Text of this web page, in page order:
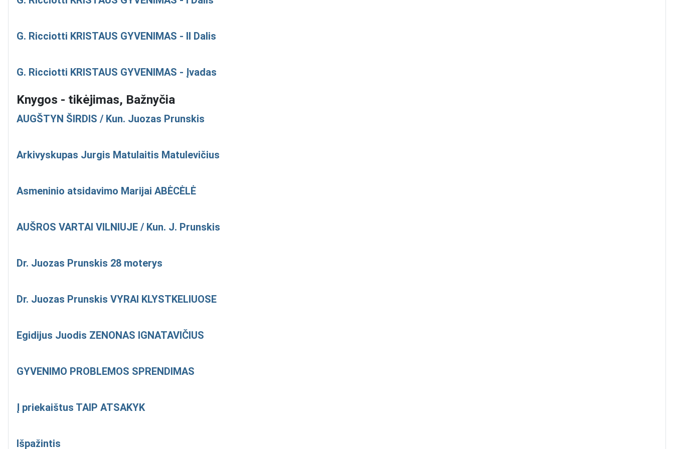
G. Ricciotti KRISTAUS GYVENIMAS - II Dalis
G. Ricciotti KRISTAUS GYVENIMAS - Įvadas
Knygos - tikėjimas, Bažnyčia
AUGŠTYN ŠIRDIS / Kun. Juozas Prunskis
Arkivyskupas Jurgis Matulaitis Matulevičius
Asmeninio atsidavimo Marijai ABĖCĖLĖ
AUŠROS VARTAI VILNIUJE / Kun. J. Prunskis
Dr. Juozas Prunskis 28 moterys
Dr. Juozas Prunskis VYRAI KLYSTKELIUOSE
Egidijus Juodis ZENONAS IGNATAVIČIUS
GYVENIMO PROBLEMOS SPRENDIMAS
Į priekaištus TAIP ATSAKYK
Išpažintis